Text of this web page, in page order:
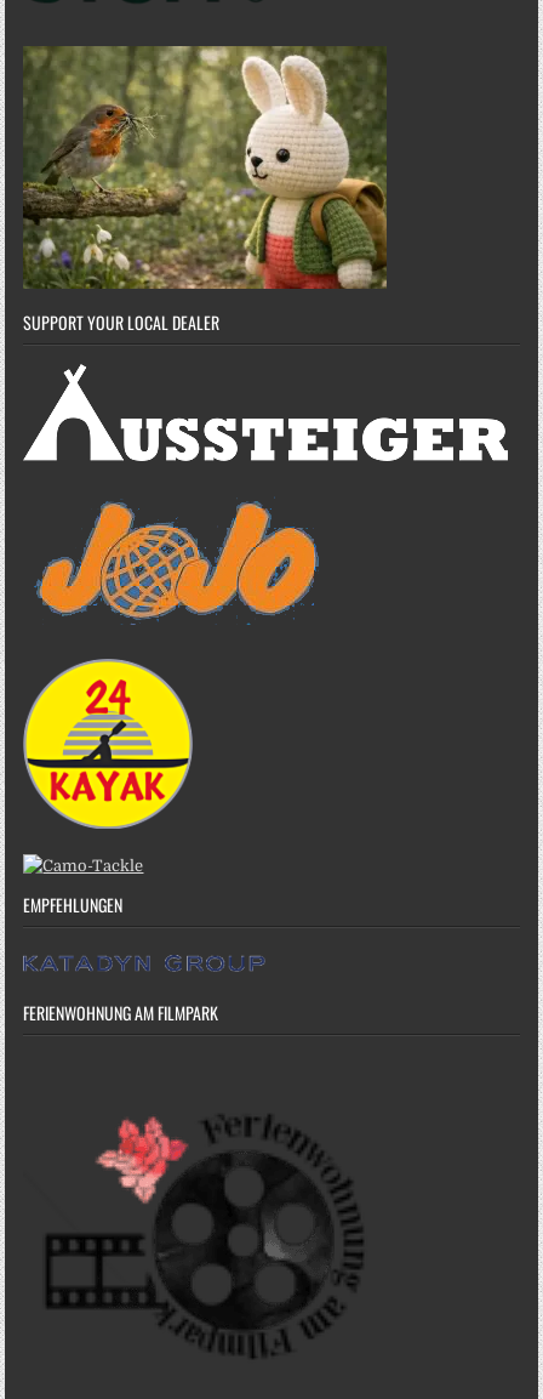
SUPPORT YOUR LOCAL DEALER
EMPFEHLUNGEN
FERIENWOHNUNG AM FILMPARK